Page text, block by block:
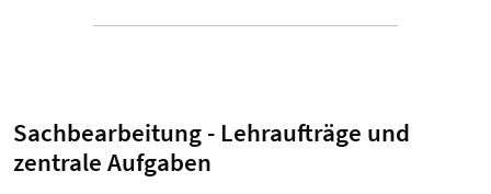
Sachbearbeitung - Lehraufträge und
zentrale Aufgaben